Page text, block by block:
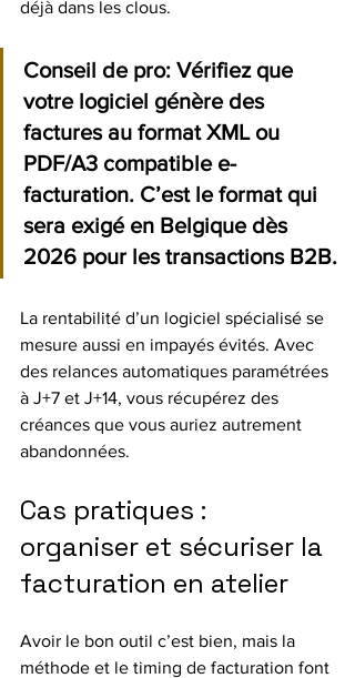
déjà dans les clous.
Conseil de pro: Vérifiez que
votre logiciel génère des
factures au format XML ou
PDF/A3 compatible e-
facturation. C’est le format qui
sera exigé en Belgique dès
2026 pour les transactions B2B.
La rentabilité d’un logiciel spécialisé se
mesure aussi en impayés évités. Avec
des relances automatiques paramétrées
à J+7 et J+14, vous récupérez des
créances que vous auriez autrement
abandonnées.
Cas pratiques :
organiser et sécuriser la
facturation en atelier
Avoir le bon outil c’est bien, mais la
méthode et le timing de facturation font